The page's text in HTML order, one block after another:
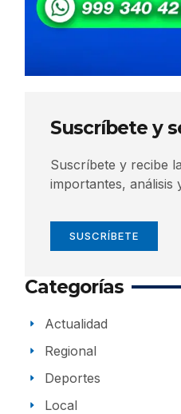
Suscríbete y
Suscríbete y recibe
importantes, análisis
SUSCRÍBETE
Categorías
Actualidad
Regional
Deportes
Local